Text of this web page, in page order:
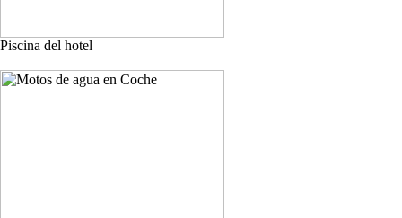
Piscina del hotel